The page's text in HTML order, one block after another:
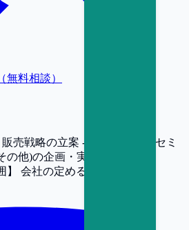
無料相談）
売戦略の立案 -販促イベント(セミ
他)の企画・実行
】
会社の定める業務